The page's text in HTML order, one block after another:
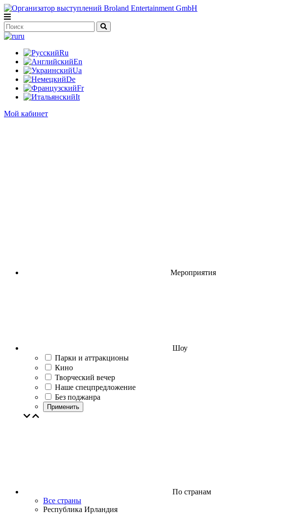
ru
Ru
En
Ua
De
Fr
It
Мой кабинет
Мероприятия
Шоу
Парки и аттракционы
Кино
Творческий вечер
Наше спецпредложение
Без поджанра
Применить
По странам
Все страны
Республика Ирландия